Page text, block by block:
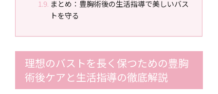
まとめ：豊胸術後の生活指導で美しいバス
トを守る
理想のバストを長く保つための豊胸
術後ケアと生活指導の徹底解説